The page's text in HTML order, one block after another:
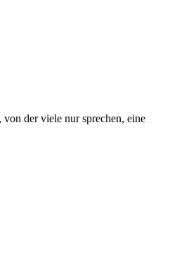
der viele nur sprechen, eine